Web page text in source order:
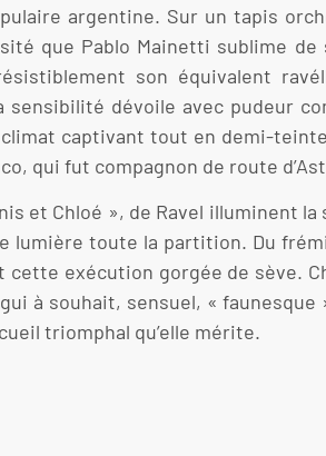
argentine. Sur un tapis
que Pablo Mainetti sublime
son équivalent
sensibilité dévoile avec pudeur
captivant tout en demi-
qui fut compagnon de route
et Chloé », de Ravel illuminent
lumière toute la partition. Du
exécution gorgée de sève.
à souhait, sensuel, «
triomphal qu’elle mérite.